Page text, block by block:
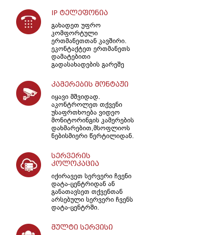
IP ტელეფონია
გახადეთ უფრო
კომფორტული
ერთმანეთთან კავშირი.
ეკონტაქტეთ ერთმანეთს
დამატებითი
გადასახადების გარეშე
კამერების მონტაჟი
იყავი მშვიდად.
აკონტროლეთ თქვენი
უსაფრთხოება ვიდეო
მონიტორინგის კამერების
დახმარებით,მსოფლიოს
ნებისმიერი წერტილიდან.
სერვერის
კოლოკაცია
იქირავეთ სერვერი ჩვენი
დატა-ცენტრიდან ან
განათავსეთ თქვენთან
არსებული სერვერი ჩვენს
დატა-ცენტრში.
მულტი სერვისი